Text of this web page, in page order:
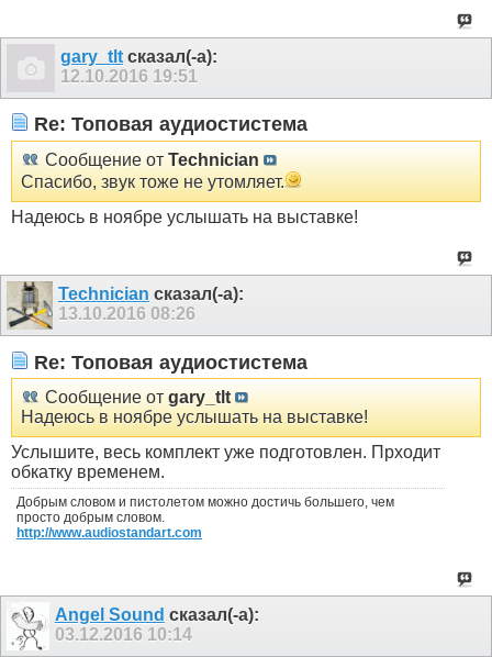
gary_tlt сказал(-а):
12.10.2016 19:51
Re: Топовая аудиостистема
Сообщение от Technician
Спасибо, звук тоже не утомляет.
Надеюсь в ноябре услышать на выставке!
Technician сказал(-а):
13.10.2016 08:26
Re: Топовая аудиостистема
Сообщение от gary_tlt
Надеюсь в ноябре услышать на выставке!
Услышите, весь комплект уже подготовлен. Прходит
обкатку временем.
Добрым словом и пистолетом можно достичь большего, чем
просто добрым словом.
http://www.audiostandart.com
Angel Sound сказал(-а):
03.12.2016 10:14